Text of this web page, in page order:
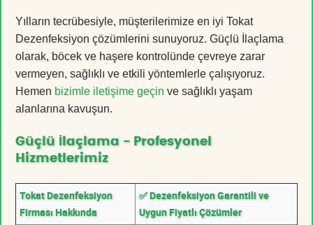
Yılların tecrübesiyle, müşterilerimize en iyi Tokat
Dezenfeksiyon çözümlerini sunuyoruz. Güçlü İlaçlama
olarak, böcek ve haşere kontrolünde çevreye zarar
vermeyen, sağlıklı ve etkili yöntemlerle çalışıyoruz.
Hemen bizimle iletişime geçin ve sağlıklı yaşam
alanlarına kavuşun.
Güçlü İlaçlama - Profesyonel
Hizmetlerimiz
Tokat Dezenfeksiyon
Firması Hakkında
✅ Dezenfeksiyon Garantili ve
Uygun Fiyatlı Çözümler